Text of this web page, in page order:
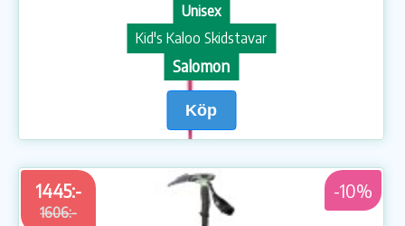
Unisex
Kid's Kaloo Skidstavar
Salomon
Köp
1445:-
1606:-
-10%